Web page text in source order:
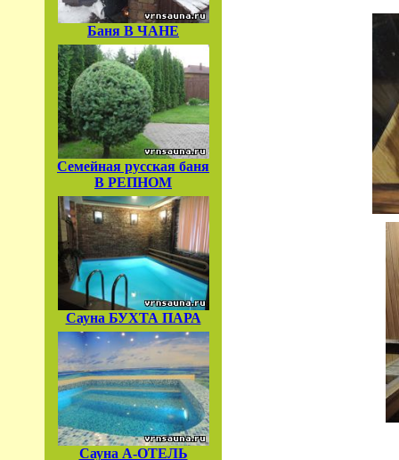
Баня В ЧАНЕ
Семейная русская баня
В РЕПНОМ
Сауна БУХТА ПАРА
Сауна А-ОТЕЛЬ